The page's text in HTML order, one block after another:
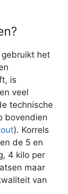
het
is
veel
technische
bovendien
). Korrels
de 5 en
4 kilo per
maar
van